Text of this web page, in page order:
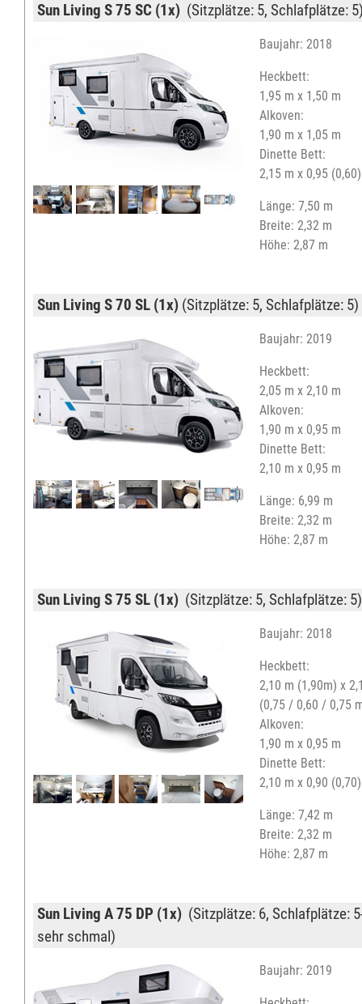
Sun Living S 75 SC (1x)(Sitzplätze: 5, Schlafplätze:
Baujahr: 2018
Heckbett:
1,95 m x 1,50 m
Alkoven:
1,90 m x 1,05 m
Dinette Bett:
2,15 m x 0,95
Länge: 7,50 m
Breite: 2,32 m
Höhe: 2,87 m
Sun Living S 70 SL (1x)(Sitzplätze: 5, Schlafplätze: 5)
Baujahr: 2019
Heckbett:
2,05 m x 2,10 m
Alkoven:
1,90 m x 0,95 m
Dinette Bett:
2,10 m x 0,95 m
Länge: 6,99 m
Breite: 2,32 m
Höhe: 2,87 m
Sun Living S 75 SL (1x)(Sitzplätze: 5, Schlafplätze: 5)
Baujahr: 2018
Heckbett:
2,10 m (1,90m) x
(0,75 / 0,60 / 0,75
Alkoven:
1,90 m x 0,95 m
Dinette Bett:
2,10 m x 0,90
Länge: 7,42 m
Breite: 2,32 m
Höhe: 2,87 m
Sun Living A 75 DP (1x)(Sitzplätze: 6, Schlafplätze:
sehr schmal)
Baujahr: 2019